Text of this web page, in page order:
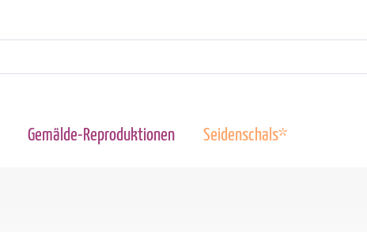
Gemälde-Reproduktionen Seidenschals*